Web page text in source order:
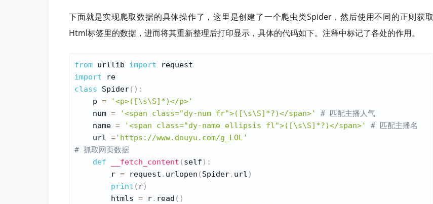
下面就是实现爬取数据的具体操作了，这里是创建了一个爬虫类Spider，然后使用不同的正则获取
Html标签里的数据，进而将其重新整理后打印显示，具体的代码如下。注释中标记了各处的作用。
from urllib import
import
class
Spider( ) :
    p
=
'<p>([\s\S]*)</p>'
    num
= '<span class="dy-num fr">([\s\S]*?)</span>'
# 匹配主播人气
    name
= '<span class="dy-name ellipsis fl">([\s\S]*?)</span>'
# 匹配主播名
    url
='https://www.douyu.com/g_LOL'
# 抓取网页数据
def
__fetch_content ( self ) :
        r
= request . urlopen ( Spider. url )
print ( r)
        htmls
= r. read ( )